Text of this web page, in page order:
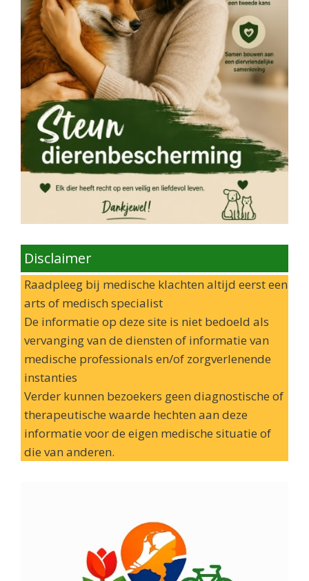
Disclaimer
Raadpleeg bij medische klachten altijd eerst een
arts of medisch specialist
De informatie op deze site is niet bedoeld als
vervanging van de diensten of informatie van
medische professionals en/of zorgverlenende
instanties
Verder kunnen bezoekers geen diagnostische of
therapeutische waarde hechten aan deze
informatie voor de eigen medische situatie of
die van anderen.